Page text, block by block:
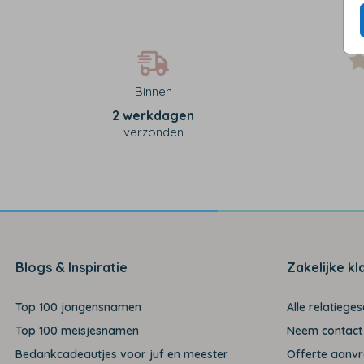
Binnen
2 werkdagen
verzonden
Blogs & Inspiratie
Top 100 jongensnamen
Top 100 meisjesnamen
Bedankcadeautjes voor juf en meester
Zakelijke
Alle
Neem
Offerte